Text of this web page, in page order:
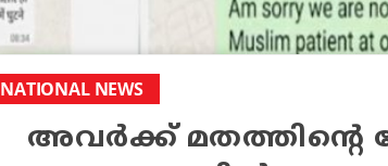
NATIONAL NEWS
അവർക്ക്